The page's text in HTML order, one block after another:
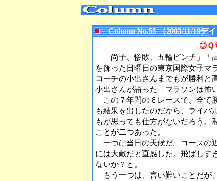
Column No.55 （2003/11/19デ
◎Ｑ
「尚子、惨敗、五輪ピンチ」「
を飾った日曜日の東京国際女子マ
コーチの小出さんまでもが勝利と
小出さんが語った「マラソンは怖
この７年間の６レースで、全て
も結果を出したのだから、ライバ
もが思っても仕方がないだろう。
ことが二つあった。
一つは当日の天候だ。コースの
には大敵だと直感した。飛ばしす
ないか？と。
もう一つは、言い難いことだが